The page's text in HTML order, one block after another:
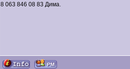
8 063 846 08 83 Дима.